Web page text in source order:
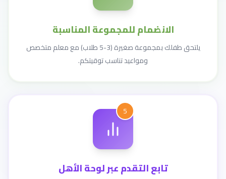
الانضمام للمجموعة المناسبة
يلتحق طفلك بمجموعة صغيرة (3-5 طلاب) مع معلم متخصص
ومواعيد تناسب توقيتكم.
5
تابع التقدم عبر لوحة الأهل